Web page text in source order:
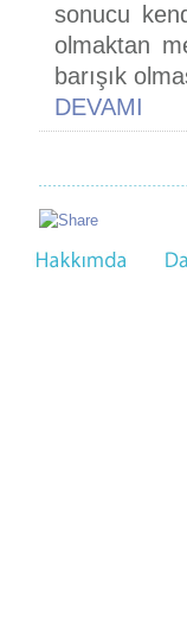
sonucu
olmaktan
barışık
DEVAMI